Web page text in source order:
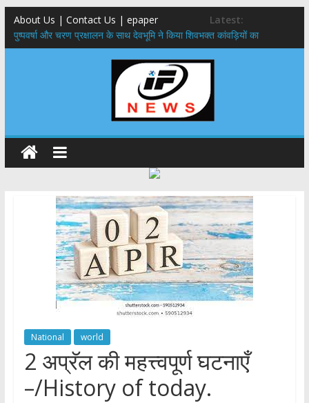
About Us | Contact Us | epaper
Latest:
पुष्पवर्षा और चरण प्रक्षालन के साथ देवभूमि ने किया शिवभक्त कांवड़ियों का
अभिनंदन,मुख्यमंत्री ने स्वास्थ्य सेवा शिविर का किया शुभारंभ, श्रद्धालुओं को अपने
मुख्यमंत्री से महानिदेशक एनसीसी ने की शिष्टाचार भेंट,उत्तराखण्ड में एनसीसी के
विस्तार एवं आधुनिक आधारभूत संरचना के विकास पर हुई महत्वपूर्ण चर्चा
एमडीडीए बोर्ड बैठक, देहरादून और मसूरी के विकास के लिए 25 बड़े प्रस्तावों को मिली
बुजुर्ग-दिव्यांगों के घर जाएंगे बीएलओ, करेंगे नोटिसों का निस्तारण
​देहरादून में 11 अगस्त को लगेगा एक दिवसीय रोजगार मेला, 559 पदों पर होगी भर्ती
National world
2 अप्रॅल की महत्त्वपूर्ण घटनाएँ
–/History of today.